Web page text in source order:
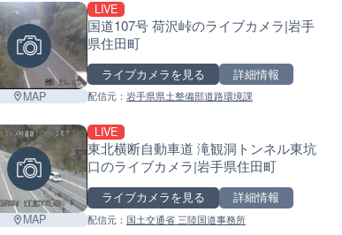
MAP
LIVE
国道107号 荷沢峠のライブカメラ|岩手
県住田町
ライブカメラを見る 詳細情報
配信元： 岩手県県土整備部道路環境課
MAP
LIVE
東北横断自動車道 滝観洞トンネル東坑
口のライブカメラ|岩手県住田町
ライブカメラを見る 詳細情報
配信元： 国土交通省 三陸国道事務所
Leaflet |©